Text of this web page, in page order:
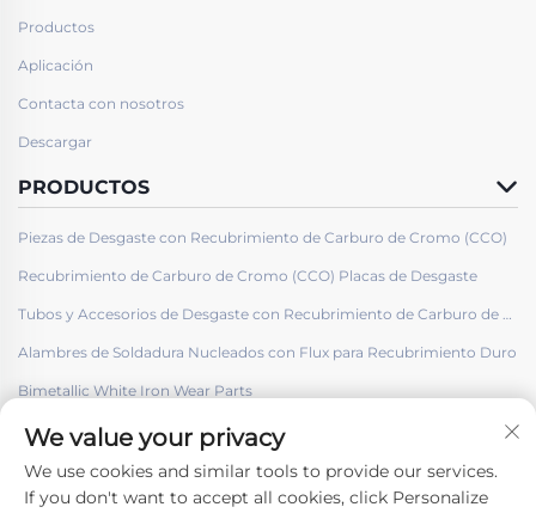
Productos
Aplicación
Contacta con nosotros
Descargar
PRODUCTOS
Piezas de Desgaste con Recubrimiento de Carburo de Cromo (CCO)
Recubrimiento de Carburo de Cromo (CCO) Placas de Desgaste
Tubos y Accesorios de Desgaste con Recubrimiento de Carburo de Cromo (CCO)
Alambres de Soldadura Nucleados con Flux para Recubrimiento Duro
Bimetallic White Iron Wear Parts
We value your privacy
We use cookies and similar tools to provide our services.
If you don't want to accept all cookies, click Personalize